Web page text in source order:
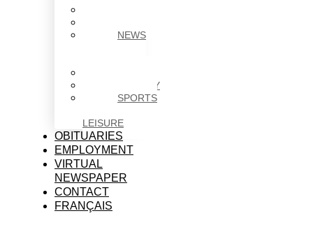
NEWS
SOCIETY
SPORTS
LEISURE
OBITUARIES
EMPLOYMENT
VIRTUAL
NEWSPAPER
CONTACT
FRANÇAIS